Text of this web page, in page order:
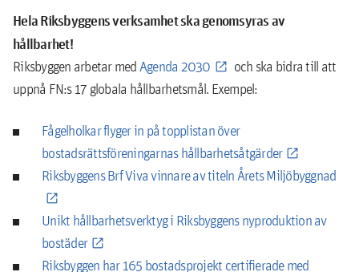
Hela Riksbyggens verksamhet ska genomsyras av
hållbarhet!
Riksbyggen arbetar medAgenda 2030
och ska bidra till att
uppnå FN:s 17 globala hållbarhetsmål. Exempel:
Fågelholkar flyger in på topplistan över
bostadsrättsföreningarnas hållbarhetsåtgärder
Riksbyggens Brf Viva vinnare av titeln Årets Miljöbyggnad
Unikt hållbarhetsverktyg i Riksbyggens nyproduktion av
bostäder
Riksbyggen har 165 bostadsprojekt certifierade med